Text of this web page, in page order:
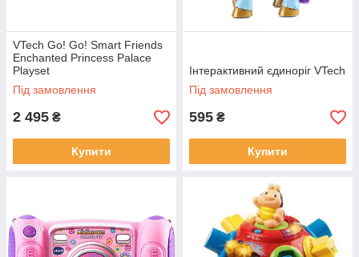
VTech Go! Go! Smart Friends
Enchanted Princess Palace
Playset
Під замовлення
2 495 ₴
Купити
Інтерактивний єдиноріг VTech
Під замовлення
595 ₴
Купити